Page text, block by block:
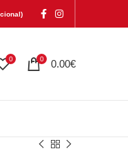
0 0 0.00€